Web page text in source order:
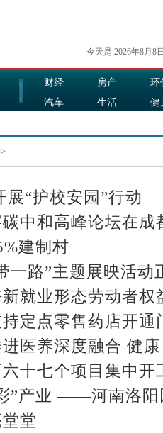
今天是:2026年8月8
财经 房产
环
汽车
生活
健
>
“护校安园”行动
中和高峰论坛在成
建制村
一路”主题展映活动
就业形态劳动者权
定点零售药店开通
医养深度融合 健
十七个项目集中开
”产业 ——河南洛阳
堂